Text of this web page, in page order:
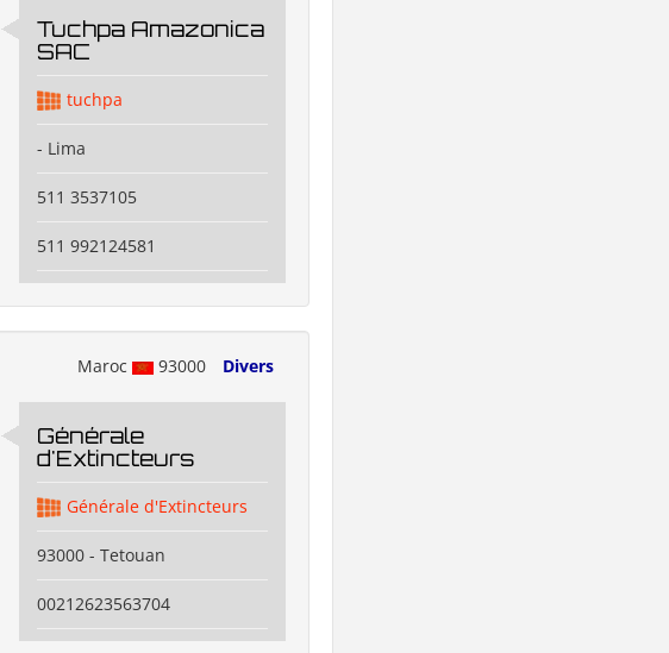
Tuchpa Amazonica
SAC
tuchpa
- Lima
511 3537105
511 992124581
Maroc 93000 Divers
Générale
d'Extincteurs
Générale d'Extincteurs
93000 - Tetouan
00212623563704